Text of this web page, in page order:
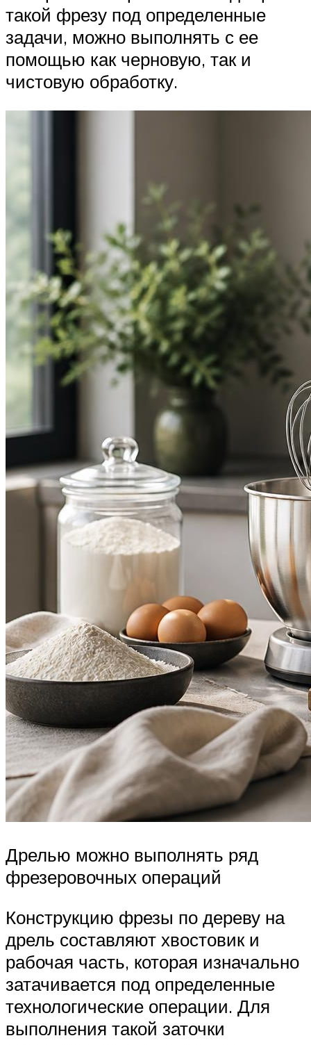
такой фрезу под определенные
задачи, можно выполнять с ее
помощью как черновую, так и
чистовую обработку.
Дрелью можно выполнять ряд
фрезеровочных операций
Конструкцию фрезы по дереву на
дрель составляют хвостовик и
рабочая часть, которая изначально
затачивается под определенные
технологические операции. Для
выполнения такой заточки